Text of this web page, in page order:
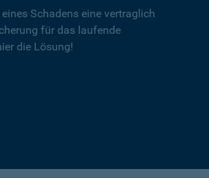
Schadens eine vertraglich
für das laufende
die Lösung!